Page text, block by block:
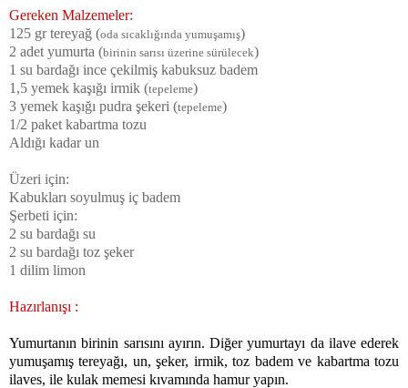
Gereken Malzemeler:
125 gr tereyağ (oda sıcaklığında yumuşamış)
2 adet yumurta (birinin sarısı üzerine sürülecek)
1 su bardağı ince çekilmiş kabuksuz badem
1,5 yemek kaşığı irmik (tepeleme)
3 yemek kaşığı pudra şekeri (tepeleme)
1/2 paket kabartma tozu
Aldığı kadar un
Üzeri için:
Kabukları soyulmuş iç badem
Şerbeti için:
2 su bardağı su
2 su bardağı toz şeker
1 dilim limon
Hazırlanışı :
Yumurtanın birinin sarısını ayırın. Diğer yumurtayı da ilave ederek
yumuşamış tereyağı, un, şeker, irmik, toz badem ve kabartma tozu
ilaves, ile kulak memesi kıvamında hamur yapın.